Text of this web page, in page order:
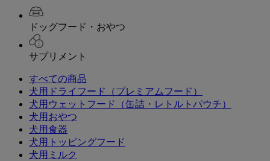
ドッグフード・おやつ
サプリメント
すべての商品
犬用ドライフード（プレミアムフード）
犬用ウェットフード（缶詰・レトルトパウチ）
犬用おやつ
犬用食器
犬用トッピングフード
犬用ミルク